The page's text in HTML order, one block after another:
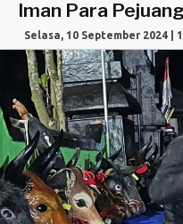
Iman Para
Selasa, 10 September 2024 |